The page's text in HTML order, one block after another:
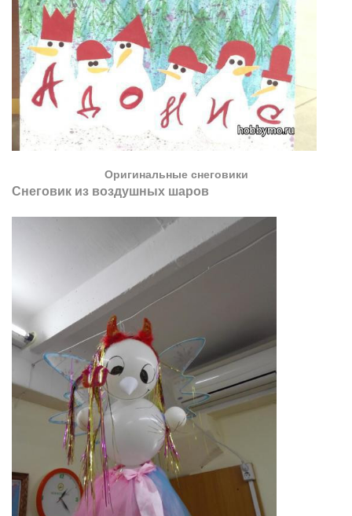
Оригинальные снеговики
Снеговик из воздушных шаров